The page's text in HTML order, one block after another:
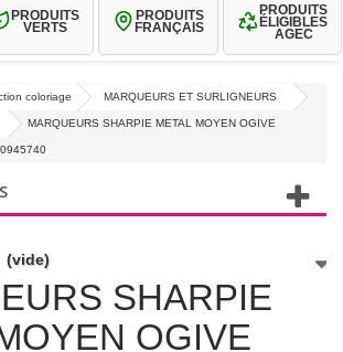
PRODUITS
VERTS
PRODUITS
FRANÇAIS
PRODUITS
ÉLIGIBLES
AGEC
coloriage MARQUEURS ET SURLIGNEURS
MARQUEURS SHARPIE METAL MOYEN OGIVE
(vide)
SHARPIE
OGIVE